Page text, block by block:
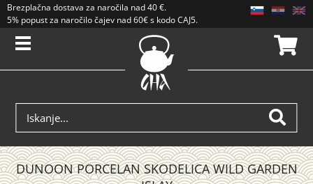
Brezplačna dostava za naročila nad40 €.
5% popust za naročilo čajev nad 60€ s kodo CAJ5. Popusti se ne seštevajo.
DUNOON PORCELAN SKODELICA WILD GARDEN